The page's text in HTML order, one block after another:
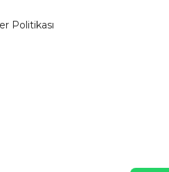
Politikası